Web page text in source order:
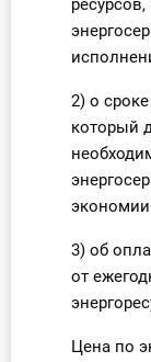
2) о
который
экономии
3) об
от
Цена по